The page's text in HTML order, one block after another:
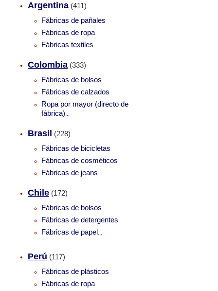
Argentina (411)
Fábricas de pañales
Fábricas de ropa
Fábricas textiles...
Colombia (333)
Fábricas de bolsos
Fábricas de calzados
Ropa por mayor (directo de
fábrica)...
Brasil
(228)
Fábricas de bicicletas
Fábricas de cosméticos
Fábricas de jeans...
Chile (172)
Fábricas de bolsos
Fábricas de detergentes
Fábricas de papel...
Perú (117)
Fábricas de plásticos
Fábricas de ropa